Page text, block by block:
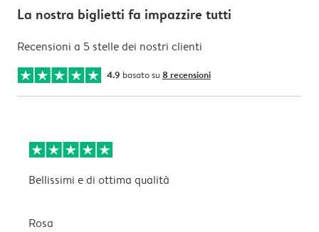
La nostra biglietti fa impazzire tutti
Recensioni a 5 stelle dei nostri clienti
4.9 basato su 8 recensioni
Bellissimi e di ottima qualità
Rosa